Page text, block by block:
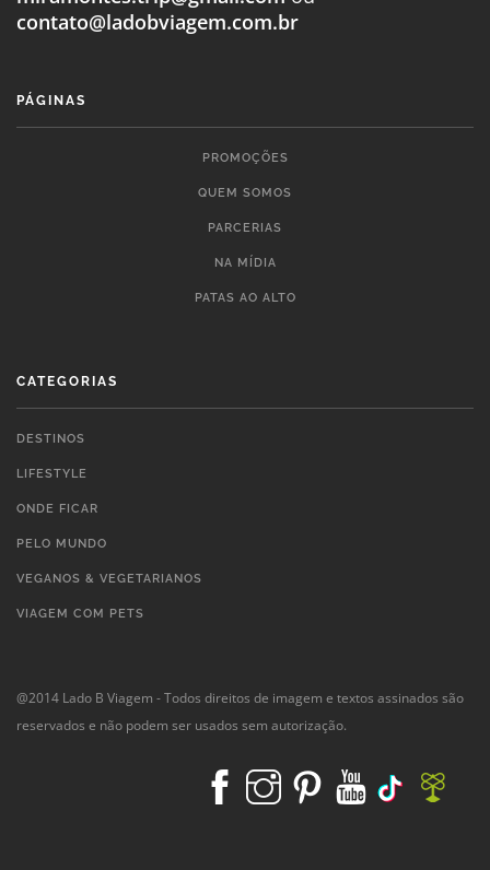
contato@ladobviagem.com.br
PÁGINAS
PROMOÇÕES
QUEM SOMOS
PARCERIAS
NA MÍDIA
PATAS AO ALTO
CATEGORIAS
DESTINOS
LIFESTYLE
ONDE FICAR
PELO MUNDO
VEGANOS & VEGETARIANOS
VIAGEM COM PETS
@2014 Lado B Viagem - Todos direitos de imagem e textos assinados são
reservados e não podem ser usados sem autorização.